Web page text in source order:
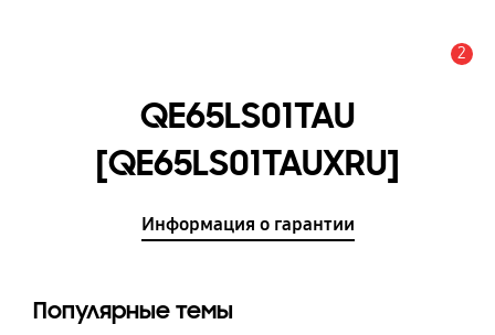
2
QE65LS01TAU
[QE65LS01TAUXRU]
Информация о гарантии
Популярные темы